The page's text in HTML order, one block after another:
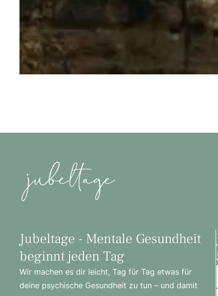
Jubeltage - Mentale Gesundheit
beginnt jeden Tag
Wir machen es dir leicht, Tag für Tag etwas für
deine psychische Gesundheit zu tun – und damit